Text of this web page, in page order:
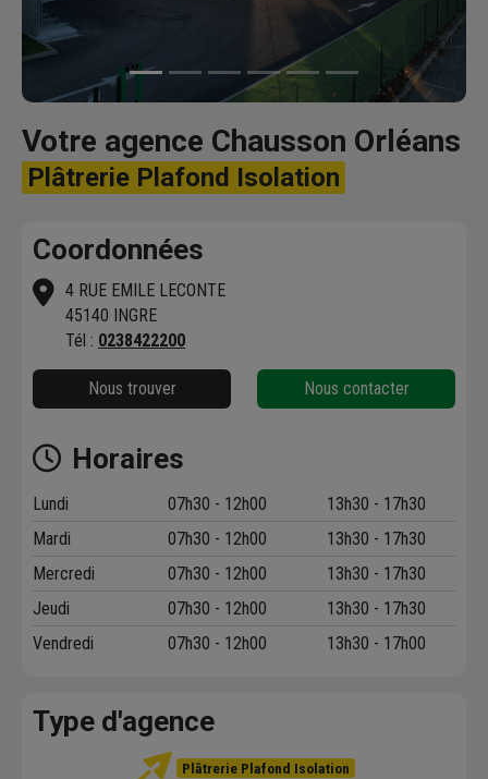
Votre agence Chausson Orléans
Plâtrerie Plafond Isolation
Coordonnées
4 RUE EMILE LECONTE
45140 INGRE
Tél : 0238422200
Nous trouver Nous contacter
Horaires
Lundi 07h30 - 12h00
13h30 - 17h30
Mardi
07h30 - 12h00
13h30 - 17h30
Mercredi
07h30 - 12h00
13h30 - 17h30
Jeudi
07h30 - 12h00
13h30 - 17h30
Vendredi
07h30 - 12h00 13h30 - 17h00
Type d'agence
Plâtrerie Plafond Isolation